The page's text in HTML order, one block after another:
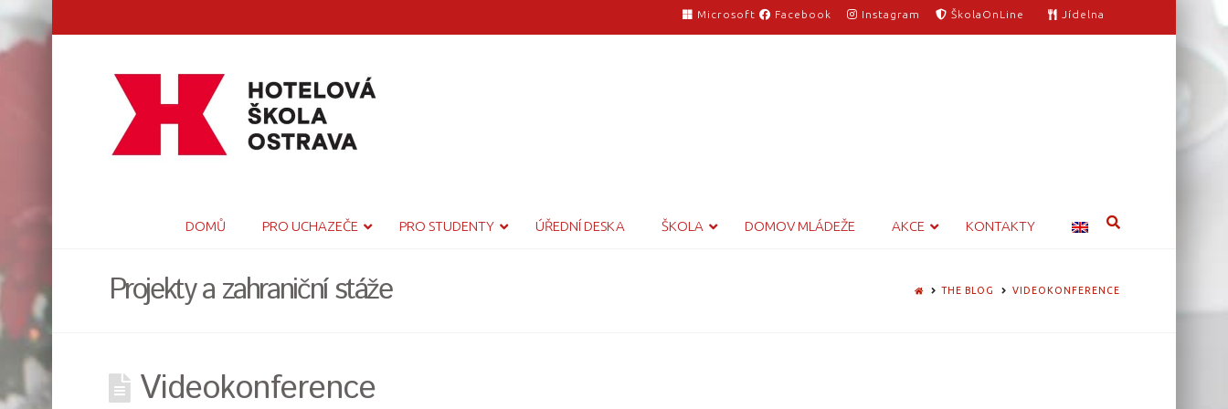
Microsoft Facebook Instagram ŠkolaOnLine Jídelna
DOMŮ PRO UCHAZEČE PRO STUDENTY ÚŘEDNÍ DESKA ŠKOLA DOMOV MLÁDEŽE AKCE KONTAKTY
Projekty a zahraniční stáže HOMETHE BLOG VIDEOKONFERENCE
Videokonference